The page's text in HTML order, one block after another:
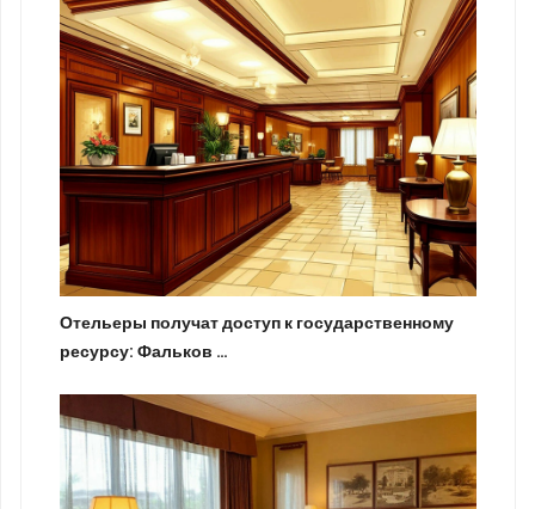
Отельеры получат доступ к государственному
ресурсу: Фальков …